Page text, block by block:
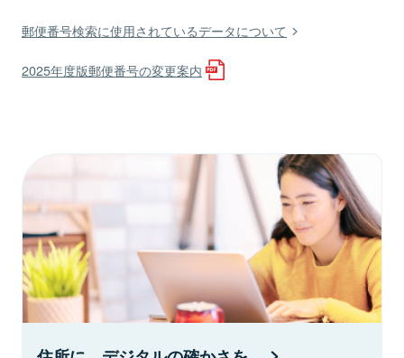
郵便番号検索に使用されているデータについて
2025年度版郵便番号の変更案内